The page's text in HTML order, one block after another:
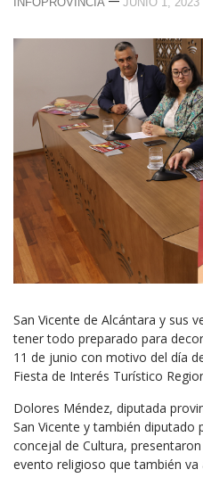
San Vicente de Alcántara y sus
tener todo preparado para
11 de junio con motivo del día
Fiesta de Interés Turístico
Dolores Méndez, diputada
San Vicente y también diputado
concejal de Cultura,
evento religioso que también